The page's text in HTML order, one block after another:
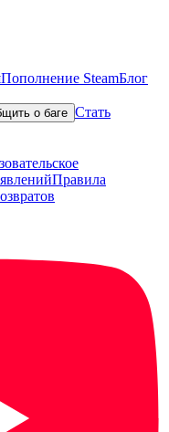
Пополнение SteamБлог
о баге Стать
Правила